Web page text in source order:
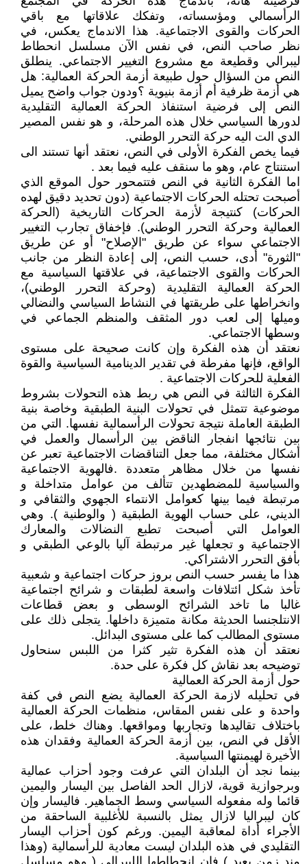
الرأسمالي ومؤسساته، وتفكك علاقاتها مع باقي
الحركات والقوى الاجتماعية. هذا الاندماج يعكس، في
نظر صاحب النص، في نفس الآن مسلسل انحطاط
ليبرالي وقطيعة مع مشروع التغيير الاجتماعي. ينطلق
النص من السؤال حول طبيعة أزمة الحركة العمالية: هل
هي أزمة ظرفية أم أزمة بنيوية ؟ودون جواب واضح يميل
النص إلى فرضية استنفاذ الحركة العمالية التقليدية
لدورها السياسي خلال هذه المرحلة، و هو نفس المصير
الدي الت اليه حركة التحرر الوطني.
فيما يخص الفكرة الأولى في النص، نعتقد أنها تستند الى
استنتاج عام، وهو ما سنقف عليه فيما بعد .
اما الفكرة الثانية في النص فتتمحور حول الموقع الذي
أصبحت تحتله الحركات الاجتماعية (دون تحديد دقيق لهده
الحركات) كنتيجة لأزمة الحركات التاريخية (الحركة
العمالية وحركة التحرر الوطني). فإخفاق تجارب التغيير
الاجتماعي سواء عن طريق "الإصلاح" أو عن طريق
"الثورة" أدى، حسب النص، إلى إعادة النظر من جانب
الحركات والقوى الاجتماعية، في علاقتها السياسية مع
الحركة العمالية التقليدية (وحركة التحرر الوطني)،
وانخراطها على طريقتها في النشاط السياسي والنضالي
وميلها إلى لعب دور المثقف والمنظم الجماعي في
وسطها الاجتماعي.
نعتقد أن هذه الفكرة وإن كانت صحيحة على مستوى
الواقع، فإنها مفرطة في تقدير الدينامية السياسية والقوة
الفعلية للحركات الاجتماعية .
الفكرة الثالثة في النص هي ربط هذه التحولات بشروط
موضوعية تتمثل في تحولات البنية الطبقية وخاصة بنية
الطبقة العاملة نتيجة تحولات الرأسمالية نفسها. التي من
بين نتائجها انفجار الناقض بين الرأسمال والعمل في
أشكال مختلفة، مما جعل التناقضات الاجتماعية تعبر عن
نفسها من خلال مظاهر متعددة .فالهوية الاجتماعية
والسياسية للمضطهدين تتألف من عوامل متداخلة و
مرتبطة فيما بينها كعوامل الانتماء الجهوي والثقافي و
الديني، على حساب الهوية الطبقية ( والوطنية ). وهي
العوامل التي أصبحت تطبع النضالات والمعارك
الاجتماعية و تجعلها غير مرتبطة آليا بالوعي الطبقي و
بأفق التحرر الاشتراكي.
هذا ما يفسر حسب النص بروز حركات اجتماعية و شعبية
تأخذ شكل ائتلافات واسعة لطبقات و شرائح اجتماعية
غالبا ما تاخد الشرائح الوسطى و بعض قطاعات
الانتلجنسا الحديثة مكانة متميزة داخلها. يتجلى ذلك على
مستوى المطالب كما على مستوى البدائل.
نعتقد أن هذه الفكرة تثير كثرا من اللبس سنحاول
توضيحه بعد نقاش كل فكرة على حدة.
حول أزمة الحركة العمالية
في تحليله لازمة الحركة العمالية يضع النص في كفة
واحدة و على نفس المقاس، منظمات الحركة العمالية
باختلاف تقاليدها وتجاربها ومواقعها. وهناك خلط، على
الأقل في النص، بين أزمة الحركة العمالية وفقدان هذه
الأخيرة لهيمنتها السياسية.
بينما نجد أن البلدان التي عرفت وجود أحزاب عمالية
وبرجوازية قوية، لازال الحد الفاصل بين اليسار واليمين
قائما وله مفعوله السياسي وسط الجماهير. فاليسار وإن
كان ليبراليا لازال يمثل بالنسبة للأغلبية الساحقة من
الأجراء أداة لمعاقبة اليمين. ورغم كون أحزاب اليسار
التقليدي في هذه البلدان ليست معادية للرأسمالية (وهذا